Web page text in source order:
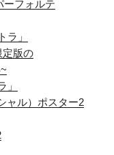
ーフォルテ
ラ」
定版の
」
ャル）ポスター2